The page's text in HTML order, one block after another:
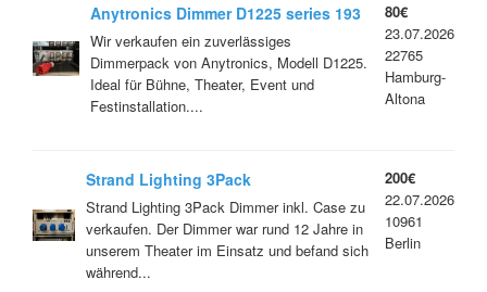
Anytronics Dimmer D1225 series 193
Wir verkaufen ein zuverlässiges
Dimmerpack von Anytronics, Modell D1225.
Ideal für Bühne, Theater, Event und
Festinstallation....
80€
23.07.2026
22765
Hamburg-
Altona
Strand Lighting 3Pack
Strand Lighting 3Pack Dimmer inkl. Case zu
verkaufen. Der Dimmer war rund 12 Jahre in
unserem Theater im Einsatz und befand sich
während...
200€
22.07.2026
10961
Berlin